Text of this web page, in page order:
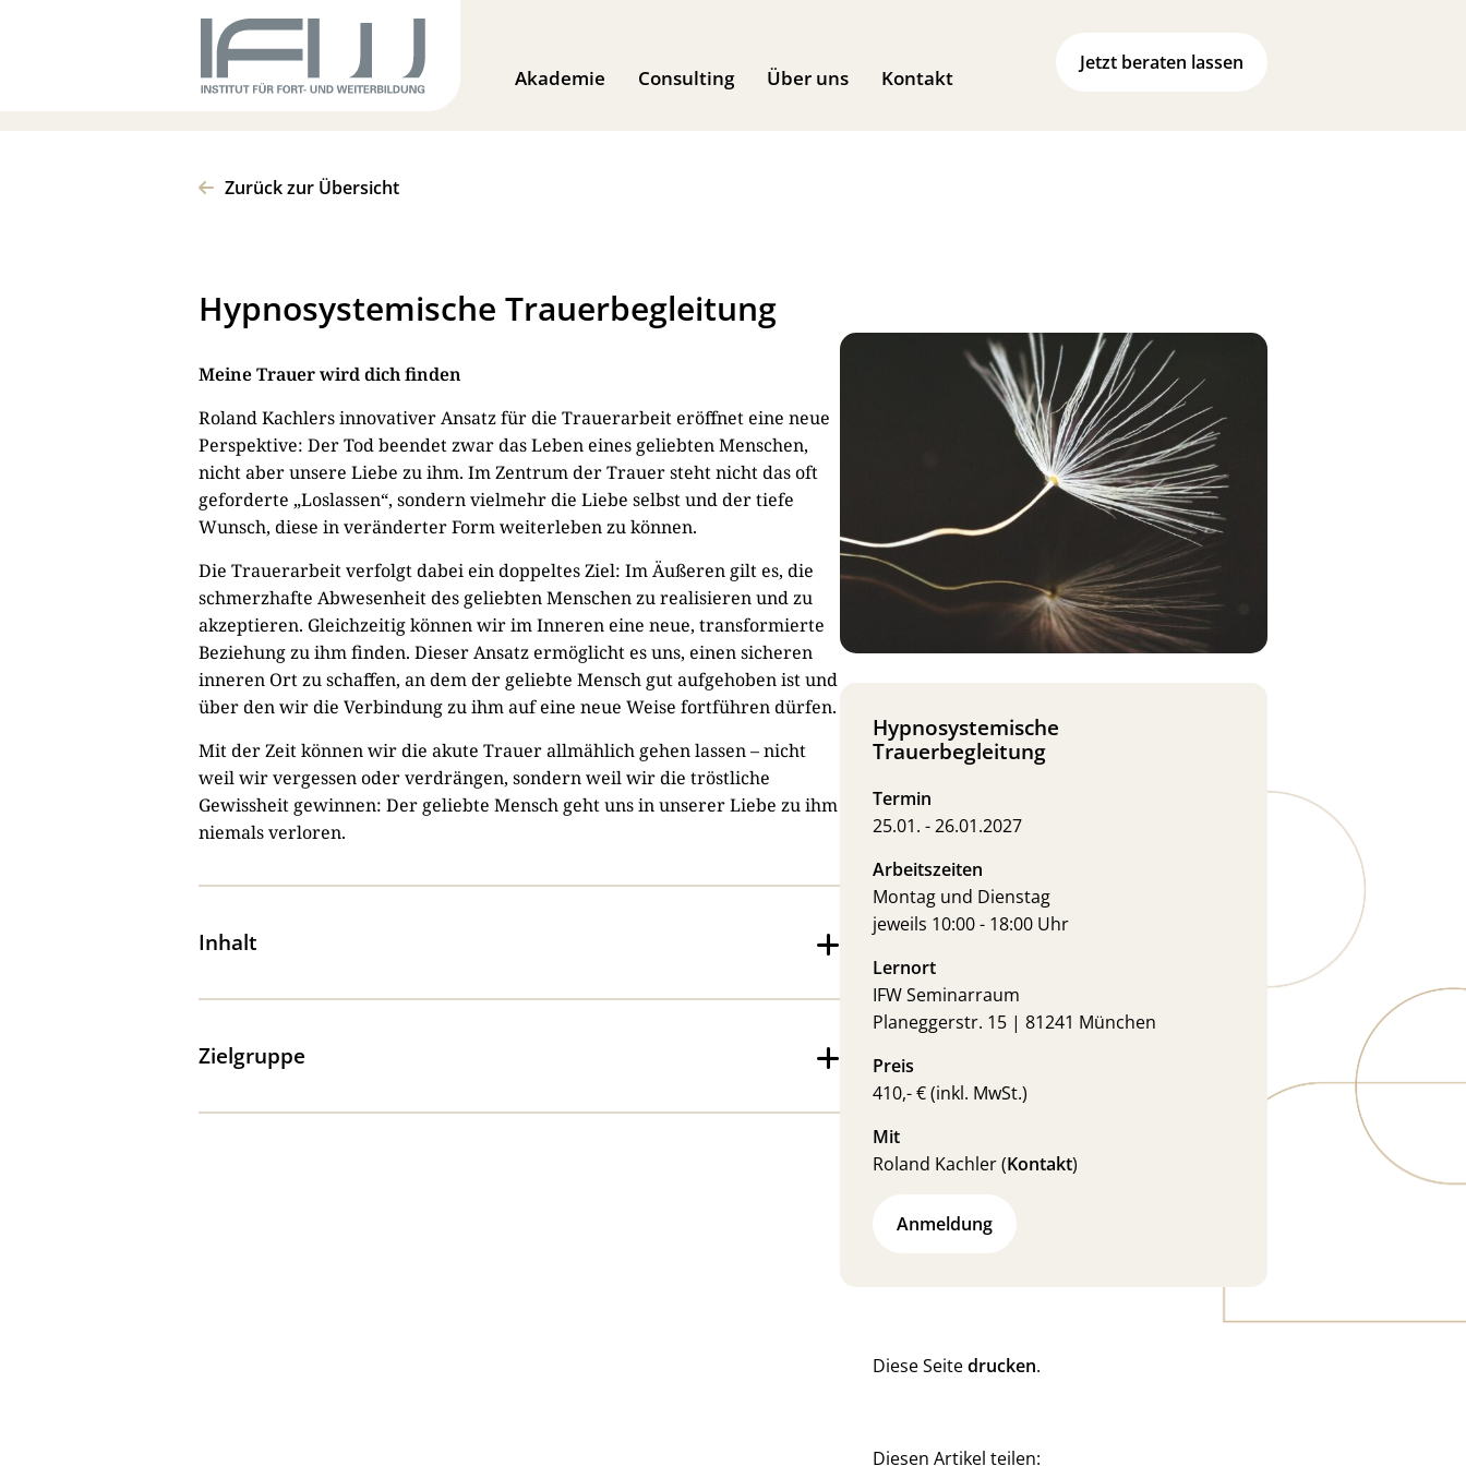
Akademie Consulting Über uns Kontakt
Jetzt beraten lassen
Zurück zur Übersicht
Hypnosystemische Trauerbegleitung
Meine Trauer wird dich finden
Roland Kachlers innovativer Ansatz für die Trauerarbeit eröffnet eine neue
Perspektive: Der Tod beendet zwar das Leben eines geliebten Menschen,
nicht aber unsere Liebe zu ihm. Im Zentrum der Trauer steht nicht das oft
geforderte „Loslassen“, sondern vielmehr die Liebe selbst und der tiefe
Wunsch, diese in veränderter Form weiterleben zu können.
Die Trauerarbeit verfolgt dabei ein doppeltes Ziel: Im Äußeren gilt es, die
schmerzhafte Abwesenheit des geliebten Menschen zu realisieren und zu
akzeptieren. Gleichzeitig können wir im Inneren eine neue, transformierte
Beziehung zu ihm finden. Dieser Ansatz ermöglicht es uns, einen sicheren
inneren Ort zu schaffen, an dem der geliebte Mensch gut aufgehoben ist und
über den wir die Verbindung zu ihm auf eine neue Weise fortführen dürfen.
Mit der Zeit können wir die akute Trauer allmählich gehen lassen – nicht
weil wir vergessen oder verdrängen, sondern weil wir die tröstliche
Gewissheit gewinnen: Der geliebte Mensch geht uns in unserer Liebe zu ihm
niemals verloren.
Inhalt
Zielgruppe
Hypnosystemische
Trauerbegleitung
Termin
25.01. - 26.01.2027
Arbeitszeiten
Montag und Dienstag
jeweils 10:00 - 18:00 Uhr
Lernort
IFW Seminarraum
Planeggerstr. 15 | 81241 München
Preis
410,- € (inkl. MwSt.)
Mit
Roland Kachler (Kontakt)
Anmeldung
Diese Seitedrucken.
Diesen Artikel teilen: